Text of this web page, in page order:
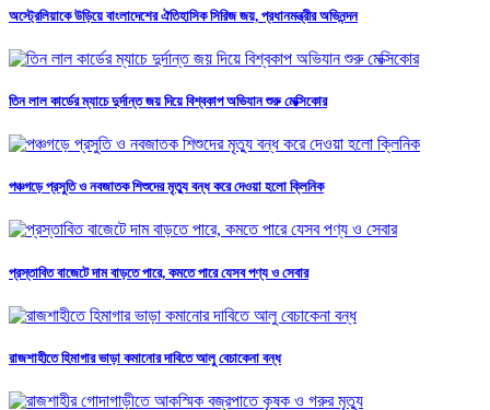
অস্ট্রেলিয়াকে উড়িয়ে বাংলাদেশের ঐতিহাসিক সিরিজ জয়, প্রধানমন্ত্রীর অভিনন্দন
তিন লাল কার্ডের ম্যাচে দুর্দান্ত জয় দিয়ে বিশ্বকাপ অভিযান শুরু মেক্সিকোর
পঞ্চগড়ে প্রসুতি ও নবজাতক শিশুদের মৃত্যু বন্ধ করে দেওয়া হলো ক্লিনিক
প্রস্তাবিত বাজেটে দাম বাড়তে পারে, কমতে পারে যেসব পণ্য ও সেবার
রাজশাহীতে হিমাগার ভাড়া কমানোর দাবিতে আলু বেচাকেনা বন্ধ